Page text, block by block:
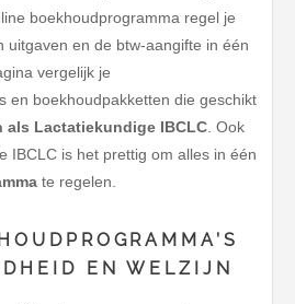
boekhoudprogramma regel je
uitgaven en de btw-aangifte in één
vergelijk je
en boekhoudpakketten die geschikt
als Lactatiekundige IBCLC . Ook
IBCLC is het prettig om alles in één
te regelen.
EN WELZIJN